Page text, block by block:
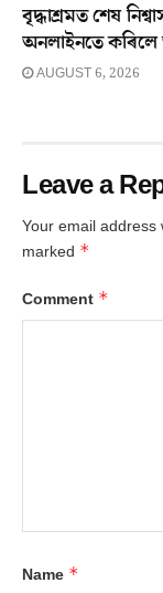
বৃদ্ধাশ্ৰমত শেষ
অনলাইনতে কৰিলে
AUGUST 6, 2026
Leave a
Your email address
marked *
Comment *
Name *